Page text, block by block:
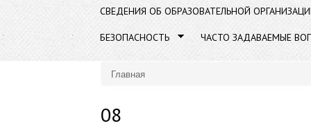
СВЕДЕНИЯ ОБ ОБРАЗОВАТЕЛЬНОЙ
БЕЗОПАСНОСТЬ ЧАСТО ЗАДАВАЕМЫЕ
Вы здесь
Главная
08